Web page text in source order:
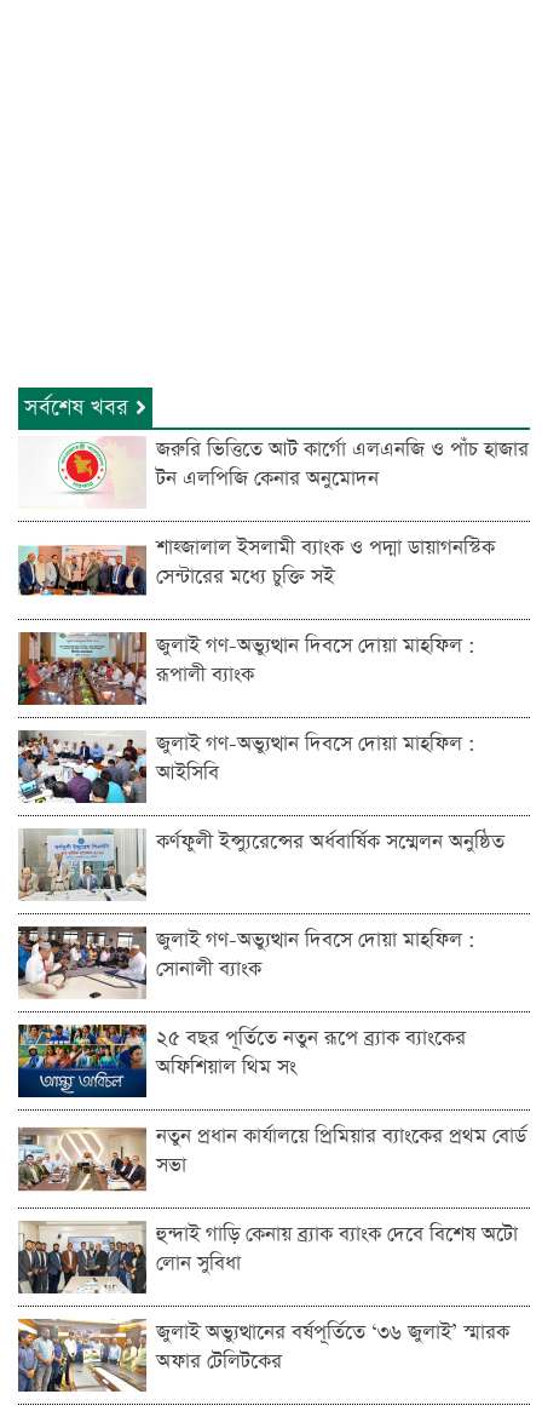
সর্বশেষ খবর
জরুরি ভিত্তিতে আট কার্গো এলএনজি ও পাঁচ হাজার
টন এলপিজি কেনার অনুমোদন
শাহ্জালাল ইসলামী ব্যাংক ও পদ্মা ডায়াগনস্টিক
সেন্টারের মধ্যে চুক্তি সই
জুলাই গণ-অভ্যুত্থান দিবসে দোয়া মাহফিল :
রূপালী ব্যাংক
জুলাই গণ-অভ্যুত্থান দিবসে দোয়া মাহফিল :
আইসিবি
কর্ণফুলী ইন্স্যুরেন্সের অর্ধবার্ষিক সম্মেলন অনুষ্ঠিত
জুলাই গণ-অভ্যুত্থান দিবসে দোয়া মাহফিল :
সোনালী ব্যাংক
২৫ বছর পূর্তিতে নতুন রূপে ব্র্যাক ব্যাংকের
অফিশিয়াল থিম সং
নতুন প্রধান কার্যালয়ে প্রিমিয়ার ব্যাংকের প্রথম বোর্ড
সভা
হুন্দাই গাড়ি কেনায় ব্র্যাক ব্যাংক দেবে বিশেষ অটো
লোন সুবিধা
জুলাই অভ্যুত্থানের বর্ষপূর্তিতে ‘৩৬ জুলাই’ স্মারক
অফার টেলিটকের